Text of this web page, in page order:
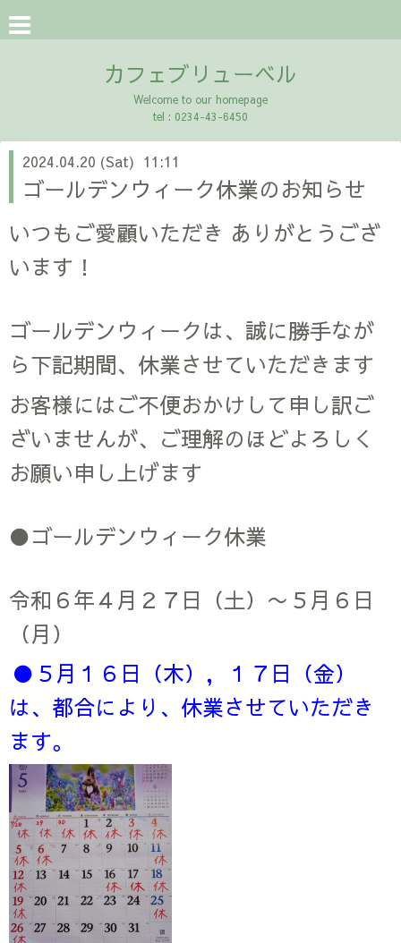
カフェブリューベル
Welcome to our homepage
tel : 0234-43-6450
2024.04.20 (Sat) 11:11
ゴールデンウィーク休業のお知らせ
いつもご愛顧いただき ありがとうござ
います！
ゴールデンウィークは、誠に勝手なが
ら下記期間、休業させていただきます
お客様にはご不便おかけして申し訳ご
ざいませんが、ご理解のほどよろしく
お願い申し上げます
●ゴールデンウィーク休業
令和６年４月２７日（土）〜５月６日
（月）
●５月１６日（木），１７日（金）
は、都合により、休業させていただき
ます。